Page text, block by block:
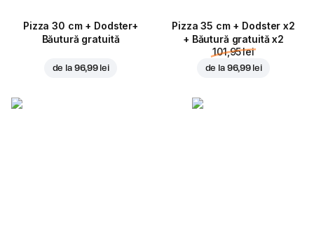
Pizza 30 cm + Dodster+
Băutură gratuită
de la 96,99 lei
Pizza 35 cm + Dodster x2
+ Băutură gratuită x2
101,95 lei
de la 96,99 lei